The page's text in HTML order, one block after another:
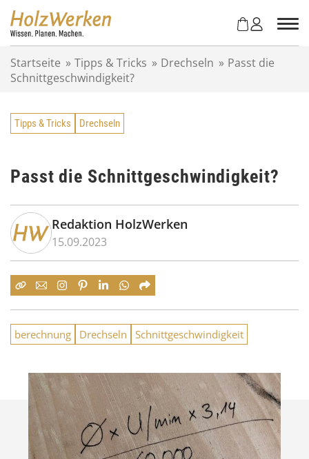
Startseite » Tipps & Tricks » Drechseln » Passt die
Schnittgeschwindigkeit?
Tipps & Tricks Drechseln
Passt die Schnittgeschwindigkeit?
Redaktion HolzWerken
15.09.2023
berechnung Drechseln Schnittgeschwindigkeit